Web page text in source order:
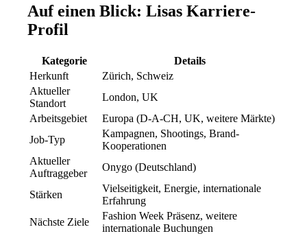
Auf einen Blick: Lisas Karriere-
Profil
Kategorie
Details
Herkunft
Zürich, Schweiz
Aktueller
Standort
London, UK
Arbeitsgebiet
Europa (D-A-CH, UK, weitere Märkte)
Job-Typ
Kampagnen, Shootings, Brand-
Kooperationen
Aktueller
Auftraggeber
Onygo (Deutschland)
Stärken
Vielseitigkeit, Energie, internationale
Erfahrung
Nächste Ziele
Fashion Week Präsenz, weitere
internationale Buchungen